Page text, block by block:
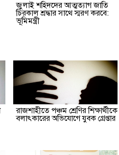
জুলাই শহিদদের আত্মত্যাগ জাতি
চিরকাল শ্রদ্ধার সাথে স্মরণ করবে:
ভূমিমন্ত্রী
রাজশাহীতে পঞ্চম শ্রেণির শিক্ষার্থীকে
বলাৎকারের অভিযোগে যুবক গ্রেপ্তার